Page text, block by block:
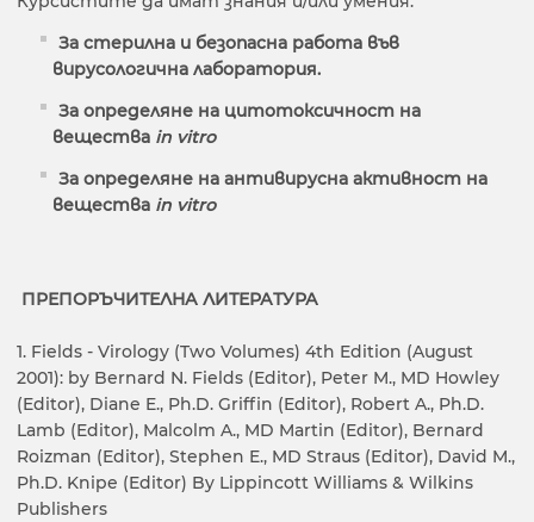
За стерилна и безопасна работа във
вирусологична лаборатория.
За определяне на цитотоксичност на
вещества in vitro
За определяне на антивирусна активност на
вещества in vitro
ПРЕПОРЪЧИТЕЛНА ЛИТЕРАТУРА
1. Fields - Virology (Two Volumes) 4th Edition (August
2001): by Bernard N. Fields (Editor), Peter M., MD Howley
(Editor), Diane E., Ph.D. Griffin (Editor), Robert A., Ph.D.
Lamb (Editor), Malcolm A., MD Martin (Editor), Bernard
Roizman (Editor), Stephen E., MD Straus (Editor), David M.,
Ph.D. Knipe (Editor) By Lippincott Williams & Wilkins
Publishers